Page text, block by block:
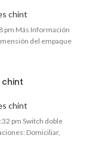
chint
pm Más Información
del empaque
chint
pm Switch doble
Domiciliar,